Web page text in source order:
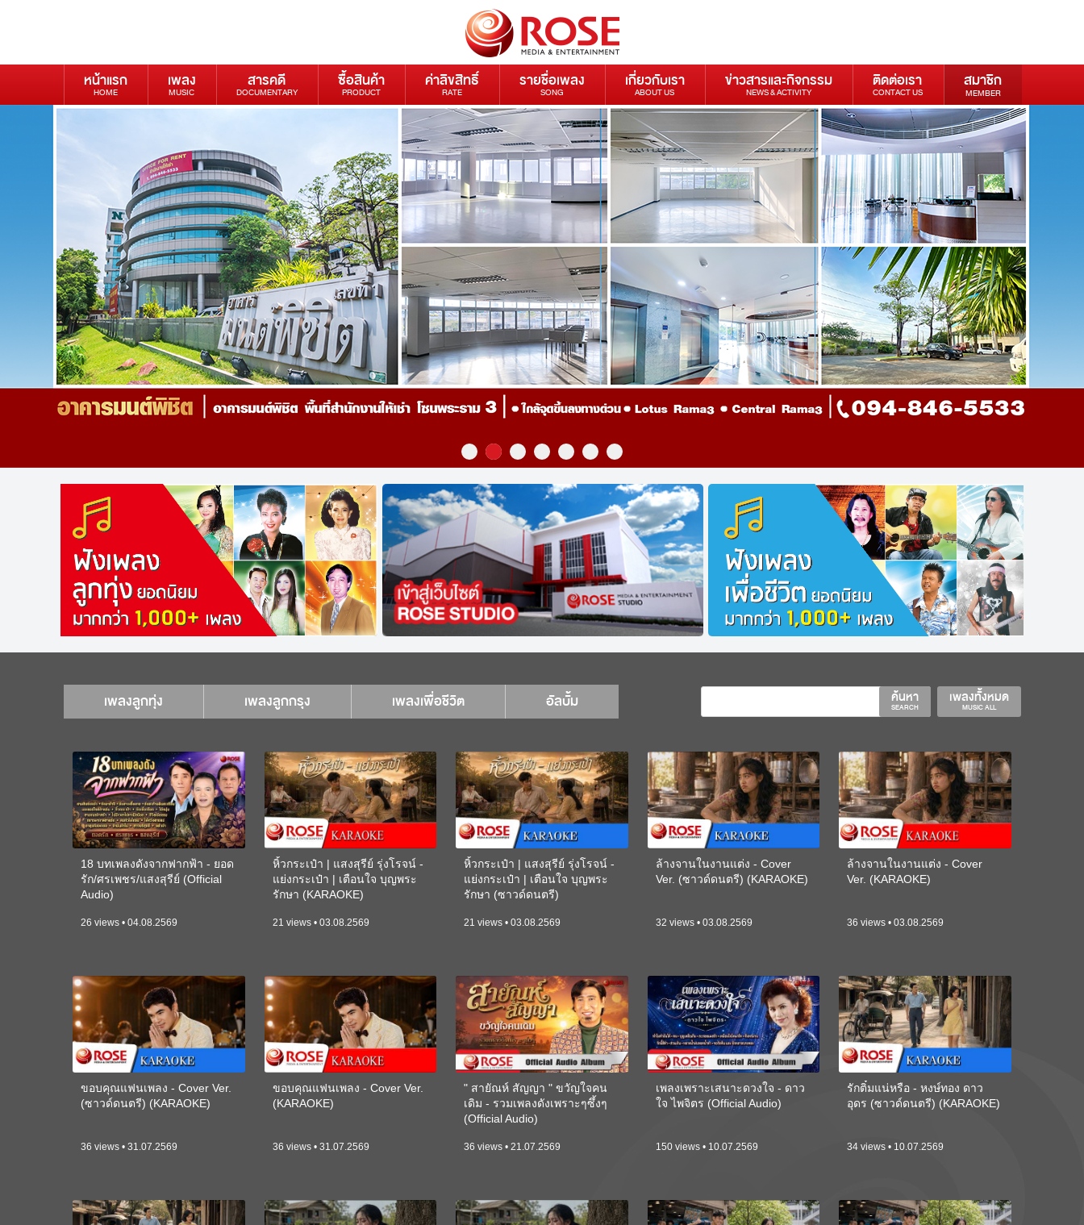
หน้าแรก
HOME
เพลง
MUSIC
สารคดี
DOCUMENTARY
ซื้อสินค้า
PRODUCT
ค่าลิขสิทธิ์
RATE
รายชื่อเพลง
SONG
เกี่ยวกับเรา
ABOUT US
ข่าวสารและกิจกรรม
NEWS & ACTIVITY
ติดต่อเรา
CONTACT US
สมาชิก
MEMBER
เพลงลูกทุ่ง เพลงลูกกรุง เพลงเพื่อชีวิต อัลบั้ม เพลงทั้งหมด
MUSIC ALL
ค้นหา
SEARCH
18 บทเพลงดังจากฟากฟ้า - ยอด
รัก/ศรเพชร/แสงสุรีย์ (Official
Audio)
26 views • 04.08.2569
หิ้วกระเป๋า | แสงสุรีย์ รุ่งโรจน์ -
แย่งกระเป๋า | เตือนใจ บุญพระ
รักษา (KARAOKE)
21 views • 03.08.2569
หิ้วกระเป๋า | แสงสุรีย์ รุ่งโรจน์ -
แย่งกระเป๋า | เตือนใจ บุญพระ
รักษา (ซาวด์ดนตรี)
21 views • 03.08.2569
ล้างจานในงานแต่ง - Cover
Ver. (ซาวด์ดนตรี) (KARAOKE)
32 views • 03.08.2569
ล้างจานในงานแต่ง - Cover
Ver. (KARAOKE)
36 views • 03.08.2569
ขอบคุณแฟนเพลง - Cover Ver.
(ซาวด์ดนตรี) (KARAOKE)
36 views • 31.07.2569
ขอบคุณแฟนเพลง - Cover Ver.
(KARAOKE)
36 views • 31.07.2569
" สายัณห์ สัญญา " ขวัญใจคน
เดิม - รวมเพลงดังเพราะๆซึ้งๆ
(Official Audio)
36 views • 21.07.2569
เพลงเพราะเสนาะดวงใจ - ดาว
ใจ ไพจิตร (Official Audio)
150 views • 10.07.2569
รักติ๋มแน่หรือ - หงษ์ทอง ดาว
อุดร (ซาวด์ดนตรี) (KARAOKE)
34 views • 10.07.2569